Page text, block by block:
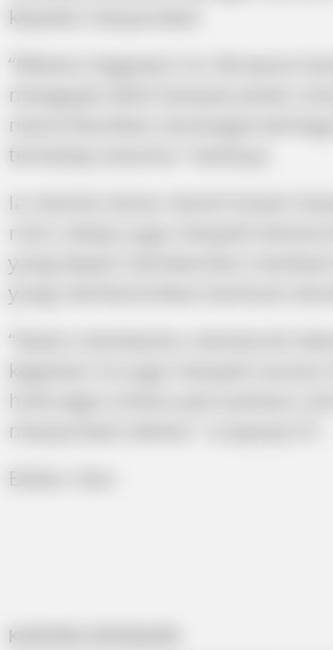
kepada masyarakat.
“Melalui kegiatan ini, Nirwana
mengajak lebih banyak pihak
menumbuhkan semangat
terhadap sesama,” katanya.
Ia menilai donor darah bukan
yang dapat memberikan manfaat
yang membutuhkan bantuan
“Selain membantu memenuhi
kegiatan ini juga menjadi sarana
masyarakat sekitar,” ucapnya.(*)
Editor: Don